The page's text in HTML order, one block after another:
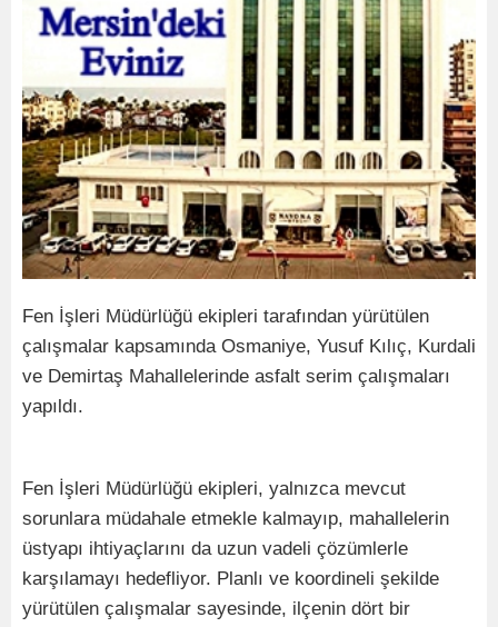
Fen İşleri Müdürlüğü ekipleri tarafından yürütülen
çalışmalar kapsamında Osmaniye, Yusuf Kılıç, Kurdali
ve Demirtaş Mahallelerinde asfalt serim çalışmaları
yapıldı.
Fen İşleri Müdürlüğü ekipleri, yalnızca mevcut
sorunlara müdahale etmekle kalmayıp, mahallelerin
üstyapı ihtiyaçlarını da uzun vadeli çözümlerle
karşılamayı hedefliyor. Planlı ve koordineli şekilde
yürütülen çalışmalar sayesinde, ilçenin dört bir